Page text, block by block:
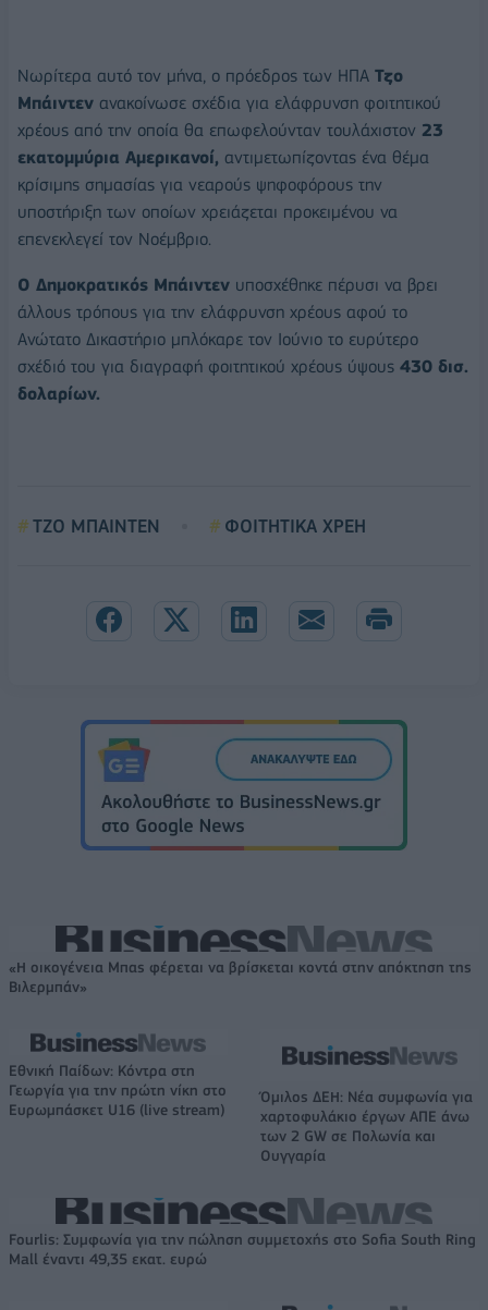
Νωρίτερα αυτό τον μήνα, ο πρόεδρος των ΗΠΑ Τζο
Μπάιντεν ανακοίνωσε σχέδια για ελάφρυνση φοιτητικού
χρέους από την οποία θα επωφελούνταν τουλάχιστον 23
εκατομμύρια Αμερικανοί, αντιμετωπίζοντας ένα θέμα
κρίσιμης σημασίας για νεαρούς ψηφοφόρους την
υποστήριξη των οποίων χρειάζεται προκειμένου να
επενεκλεγεί τον Νοέμβριο.
Ο Δημοκρατικός Μπάιντεν υποσχέθηκε πέρυσι να βρει
άλλους τρόπους για την ελάφρυνση χρέους αφού το
Ανώτατο Δικαστήριο μπλόκαρε τον Ιούνιο το ευρύτερο
σχέδιό του για διαγραφή φοιτητικού χρέους ύψους 430 δισ.
δολαρίων.
ΤΖΟ ΜΠΑΙΝΤΕΝ ΦΟΙΤΗΤΙΚΑ ΧΡΕΗ
«Η οικογένεια Μπας φέρεται να βρίσκεται κοντά στην απόκτηση της
Βιλερμπάν»
Εθνική Παίδων: Κόντρα στη
Γεωργία για την πρώτη νίκη στο
Ευρωμπάσκετ U16 (live stream)
Όμιλος ΔΕΗ: Νέα συμφωνία για
χαρτοφυλάκιο έργων ΑΠΕ άνω
των 2 GW σε Πολωνία και
Ουγγαρία
Fourlis: Συμφωνία για την πώληση συμμετοχής στο Sofia South Ring
Mall έναντι 49,35 εκατ. ευρώ